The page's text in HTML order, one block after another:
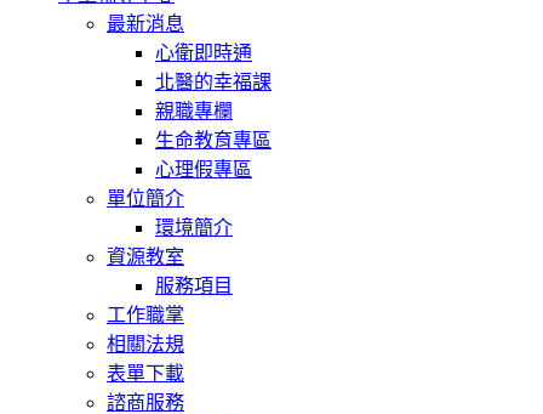
最新消息
心衛即時通
北醫的幸福課
親職專欄
生命教育專區
心理假專區
單位簡介
環境簡介
資源教室
服務項目
工作職掌
相關法規
表單下載
諮商服務